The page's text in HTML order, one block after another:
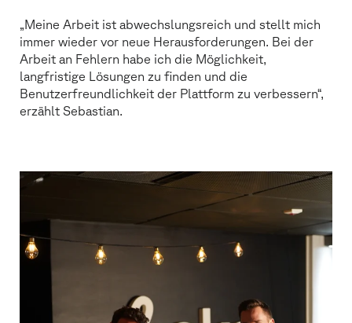
„Meine Arbeit ist abwechslungsreich und stellt mich
immer wieder vor neue Herausforderungen. Bei der
Arbeit an Fehlern habe ich die Möglichkeit,
langfristige Lösungen zu finden und die
Benutzerfreundlichkeit der Plattform zu verbessern“,
erzählt Sebastian.